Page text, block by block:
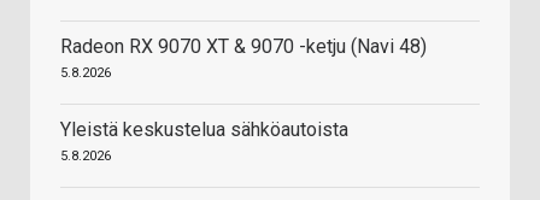
Radeon RX 9070 XT & 9070 -ketju (Navi 48)
5.8.2026
Yleistä keskustelua sähköautoista
5.8.2026